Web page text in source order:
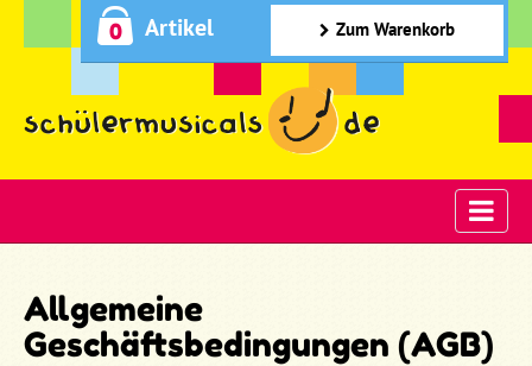
0 Artikel Zum Warenkorb
Allgemeine
Geschäftsbedingungen (AGB)